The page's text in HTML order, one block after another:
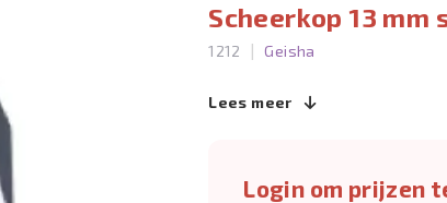
Scheerkop 13 mm
1212 | Geisha
Lees meer
Login om prijzen